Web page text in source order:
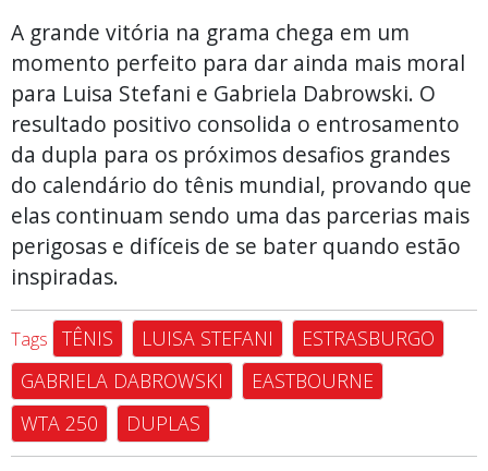
A grande vitória na grama chega em um
momento perfeito para dar ainda mais moral
para Luisa Stefani e Gabriela Dabrowski. O
resultado positivo consolida o entrosamento
da dupla para os próximos desafios grandes
do calendário do tênis mundial, provando que
elas continuam sendo uma das parcerias mais
perigosas e difíceis de se bater quando estão
inspiradas.
Tags TÊNIS LUISA STEFANI
ESTRASBURGO
GABRIELA DABROWSKI
EASTBOURNE
WTA 250
DUPLAS